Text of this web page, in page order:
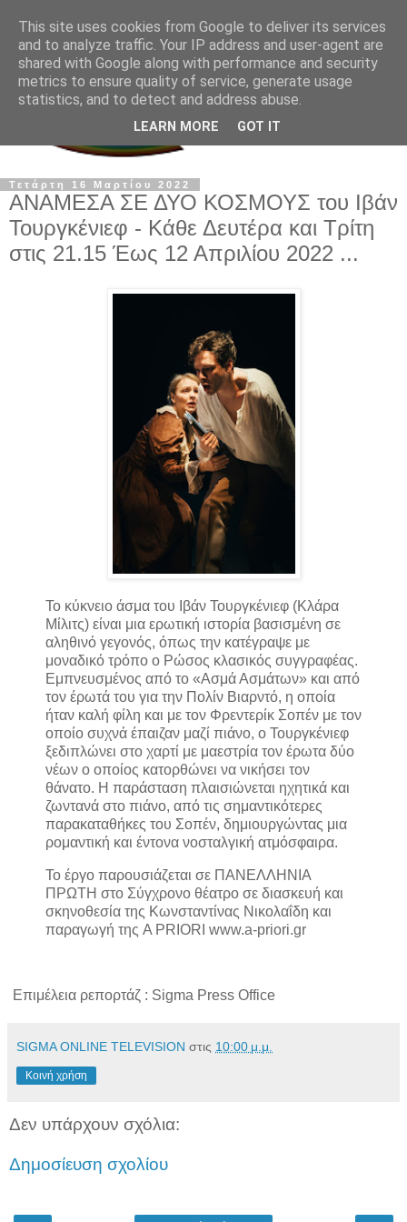
Τετάρτη 16 Μαρτίου 2022
ΑΝΑΜΕΣΑ ΣΕ ΔΥΟ ΚΟΣΜΟΥΣ του Ιβάν
Τουργκένιεφ - Κάθε Δευτέρα και Τρίτη
στις 21.15 Έως 12 Απριλίου 2022 ...
Το κύκνειο άσμα του Ιβάν Τουργκένιεφ (Κλάρα
Μίλιτς) είναι μια ερωτική ιστορία βασισμένη σε
αληθινό γεγονός, όπως την κατέγραψε με
μοναδικό τρόπο ο Ρώσος κλασικός συγγραφέας.
Εμπνευσμένος από το «Ασμά Ασμάτων» και από
τον έρωτά του για την Πολίν Βιαρντό, η οποία
ήταν καλή φίλη και με τον Φρεντερίκ Σοπέν με τον
οποίο συχνά έπαιζαν μαζί πιάνο, ο Τουργκένιεφ
ξεδιπλώνει στο χαρτί με μαεστρία τον έρωτα δύο
νέων ο οποίος κατορθώνει να νικήσει τον
θάνατο. Η παράσταση πλαισιώνεται ηχητικά και
ζωντανά στο πιάνο, από τις σημαντικότερες
παρακαταθήκες του Σοπέν, δημιουργώντας μια
ρομαντική και έντονα νοσταλγική ατμόσφαιρα.
Το έργο παρουσιάζεται σε ΠΑΝΕΛΛΗΝΙΑ
ΠΡΩΤΗ στο Σύγχρονο θέατρο σε διασκευή και
σκηνοθεσία της Κωνσταντίνας Νικολαΐδη και
παραγωγή της A PRIORI www.a-priori.gr
Επιμέλεια ρεπορτάζ : Sigma Press Office
SIGMA ONLINE TELEVISION στις 10:00 μ.μ.
Κοινή χρήση
Δεν υπάρχουν σχόλια:
Δημοσίευση σχολίου
This site uses cookies from Google to deliver its services
and to analyze traffic. Your IP address and user-agent are
shared with Google along with performance and security
metrics to ensure quality of service, generate usage
statistics, and to detect and address abuse.
LEARN MORE GOT IT